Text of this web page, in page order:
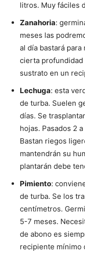
litros. Muy fáciles
Zanahoria:
meses las
al día bastará
cierta
sustrato en un
Lechuga: esta
de turba. Suelen
días. Se
hojas. Pasados 2
Bastan riegos
mantendrán su
plantarán debe
Pimiento:
de turba. Se los
centímetros.
5-7 meses.
de abono es
recipiente mínimo